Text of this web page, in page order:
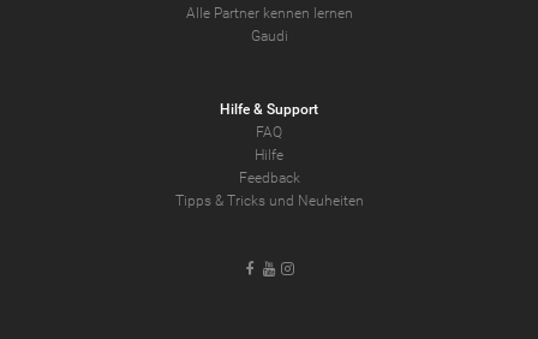
Alle Partner kennen lernen
Gaudi
Hilfe & Support
FAQ
Hilfe
Feedback
Tipps & Tricks und Neuheiten
Facebook
YoutubeInstagram